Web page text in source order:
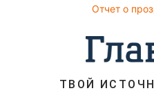
Елена Зеленская
Отчет о
ТВОЙ